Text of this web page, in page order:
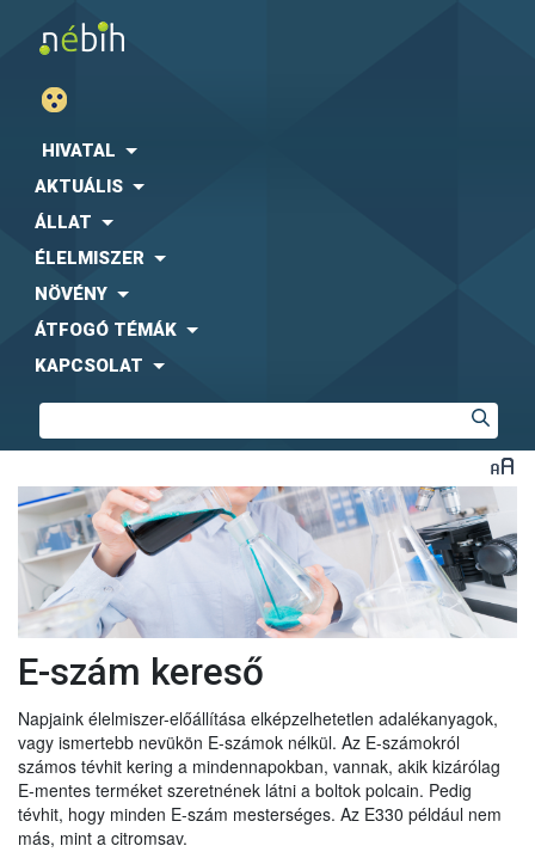
HIVATAL
AKTUÁLIS
ÁLLAT
ÉLELMISZER
NÖVÉNY
ÁTFOGÓ TÉMÁK
KAPCSOLAT
E-szám kereső
Napjaink élelmiszer-előállítása elképzelhetetlen adalékanyagok,
vagy ismertebb nevükön E-számok nélkül. Az E-számokról
számos tévhit kering a mindennapokban, vannak, akik kizárólag
E-mentes terméket szeretnének látni a boltok polcain. Pedig
tévhit, hogy minden E-szám mesterséges. Az E330 például nem
más, mint a citromsav.